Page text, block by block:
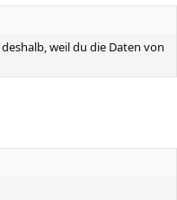
weil du die Daten von